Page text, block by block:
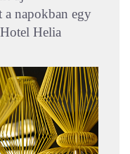
a napokban egy
Helia